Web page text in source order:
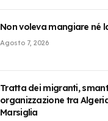
Non voleva mangiare né
Agosto 7, 2026
Tratta dei migranti,
organizzazione tra
Marsiglia